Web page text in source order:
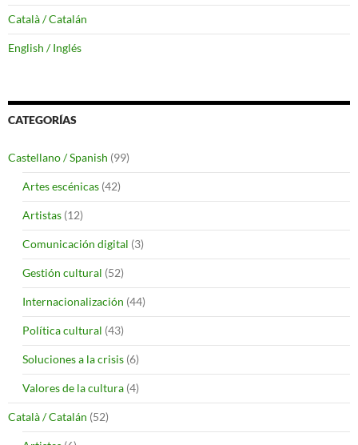
Català / Catalán
English / Inglés
CATEGORÍAS
Castellano / Spanish (99)
Artes escénicas (42)
Artistas (12)
Comunicación digital (3)
Gestión cultural (52)
Internacionalización (44)
Política cultural (43)
Soluciones a la crisis (6)
Valores de la cultura (4)
Català / Catalán (52)